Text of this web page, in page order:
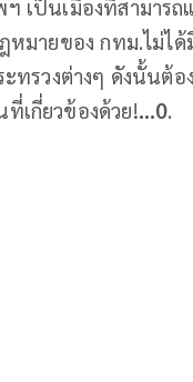
ฯ เป็นเมืองที่สามาร
หมายของ กทม.ไม่ไ
ะทรวงต่างๆ ดังนั้นต้
ที่เกี่ยวข้องด้วย!...0.